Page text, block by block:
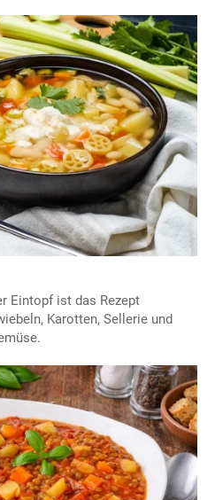
Eintopf ist das Rezept
Karotten, Sellerie und